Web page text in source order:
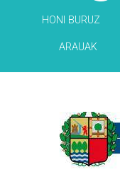
HONI BURUZ
ARAUAK